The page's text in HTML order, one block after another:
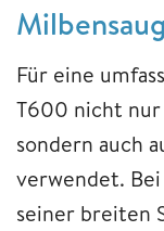
Für eine
T600 nicht
sondern auch
verwendet.
seiner breiten